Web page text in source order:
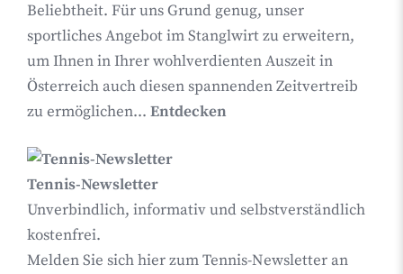
Beliebtheit. Für uns Grund genug, unser
sportliches Angebot im Stanglwirt zu erweitern,
um Ihnen in Ihrer wohlverdienten Auszeit in
Österreich auch diesen spannenden Zeitvertreib
zu ermöglichen... Entdecken
Tennis-Newsletter
Unverbindlich, informativ und selbstverständlich
kostenfrei.
Melden Sie sich hier zum Tennis-Newsletter an